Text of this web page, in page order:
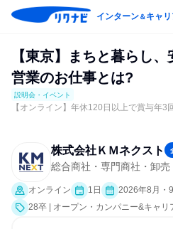
インターン＆キャ
【東京】まちと暮らし
営業のお仕事とは?
説明会・イベント
【オンライン】年休120日以上で賞与年3
株式会社ＫＭネクスト
総合商社・専門商社・卸売
オンライン 1日
2026年8月・
28卒 | オープン・カンパニー&キャ